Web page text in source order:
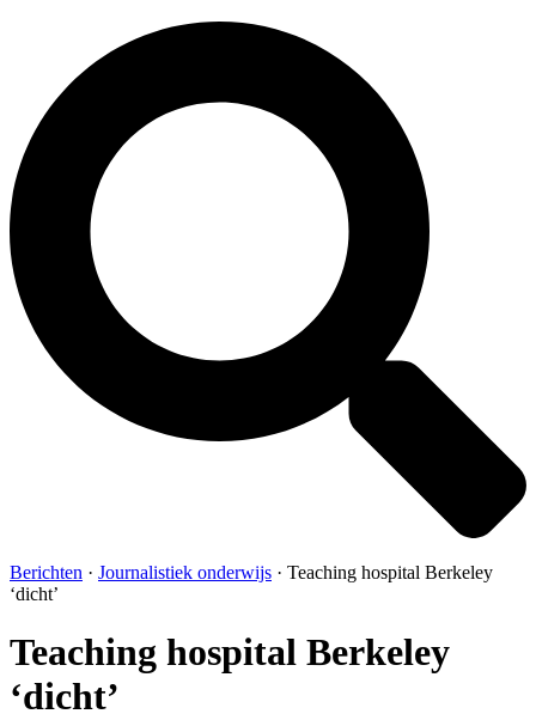
Berichten · Journalistiek onderwijs · Teaching hospital Berkeley
‘dicht’
Teaching hospital Berkeley
‘dicht’